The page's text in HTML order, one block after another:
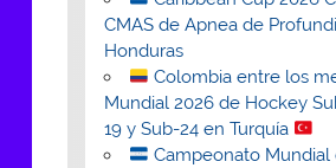
CMAS de Apnea de
Honduras
Colombia entre los
Mundial 2026 de Hockey
19 y Sub-24 en Turquía
Campeonato Mundial